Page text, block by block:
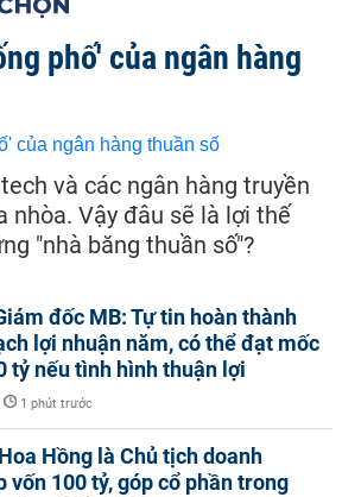
phố' của ngân hàng
và các ngân hàng truyền
nhòa. Vậy đâu sẽ là lợi thế
"nhà băng thuần số"?
đốc MB: Tự tin hoàn thành
lợi nhuận năm, có thể đạt mốc
tỷ nếu tình hình thuận lợi
1 phút trước
Hồng là Chủ tịch doanh
vốn 100 tỷ, góp cổ phần trong